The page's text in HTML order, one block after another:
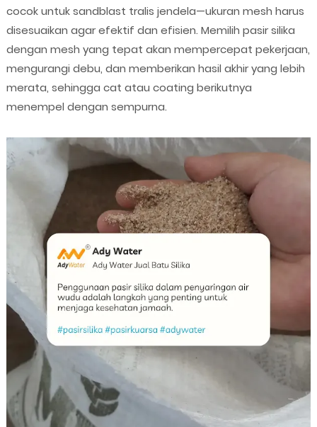
cocok untuk sandblast tralis jendela—ukuran mesh harus
disesuaikan agar efektif dan efisien. Memilih pasir silika
dengan mesh yang tepat akan mempercepat pekerjaan,
mengurangi debu, dan memberikan hasil akhir yang lebih
merata, sehingga cat atau coating berikutnya
menempel dengan sempurna.